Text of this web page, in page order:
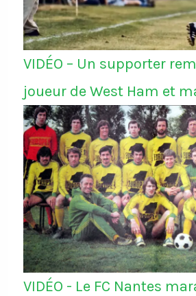
VIDÉO – Un supporter
joueur de West Ham et
VIDÉO - Le FC Nantes